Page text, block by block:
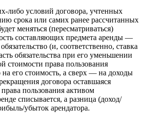
либо условий договора, учтенных
срока или самих ранее рассчитанных
меняться (пересматриваться)
составляющих предмета аренды —
(и, соответственно, ставка
обязательства при его уменьшении
стоимости права пользования
его стоимость, а сверх — на доходы
договора оставшаяся
пользования активом
списывается, а разница (доход/
убыток арендатора.